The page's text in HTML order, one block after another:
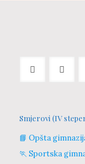
Smjerovi (IV
📘 Opšta
🏃 Sportska